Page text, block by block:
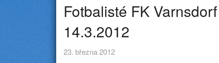
Fotbalisté FK
14.3.2012
23. března 2012